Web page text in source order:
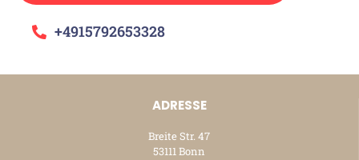
+4915792653328
ADRESSE
Breite Str. 47
53111 Bonn